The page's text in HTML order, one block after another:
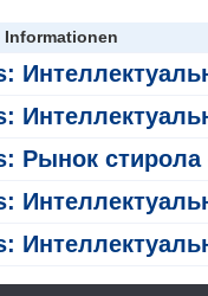
Informationen
информация о сырьевых товарах
информация о сырьевых товарах в
стирола слабо снизился
информация о сырьевых товарах
информация о сырьевых товарах